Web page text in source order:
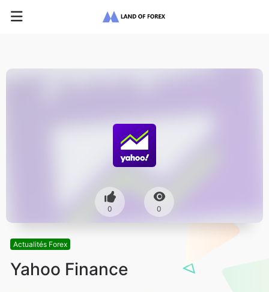
0 0
Actualités Forex
Yahoo Finance